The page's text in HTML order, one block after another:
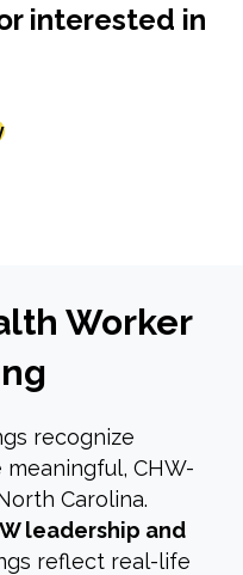
interested in
Worker
recognize
CHW-
Carolina.
leadership and
reflect real-life